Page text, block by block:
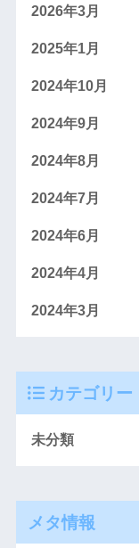
2026年3月
2025年1月
2024年10月
2024年9月
2024年8月
2024年7月
2024年6月
2024年4月
2024年3月
カテゴリー
未分類
メタ情報